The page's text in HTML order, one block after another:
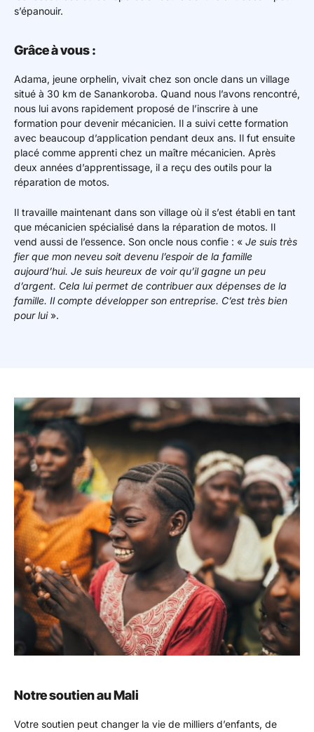
s’épanouir.
Grâce à vous :
Adama, jeune orphelin, vivait chez son oncle dans un village
situé à 30 km de Sanankoroba. Quand nous l’avons rencontré,
nous lui avons rapidement proposé de l’inscrire à une
formation pour devenir mécanicien. Il a suivi cette formation
avec beaucoup d’application pendant deux ans. Il fut ensuite
placé comme apprenti chez un maître mécanicien. Après
deux années d’apprentissage, il a reçu des outils pour la
réparation de motos.
Il travaille maintenant dans son village où il s’est établi en tant
que mécanicien spécialisé dans la réparation de motos. Il
vend aussi de l’essence. Son oncle nous confie : « Je suis très
fier que mon neveu soit devenu l’espoir de la famille
aujourd’hui. Je suis heureux de voir qu’il gagne un peu
d’argent. Cela lui permet de contribuer aux dépenses de la
famille. Il compte développer son entreprise. C’est très bien
pour lui».
Notre soutien au Mali
Votre soutien peut changer la vie de milliers d’enfants, de